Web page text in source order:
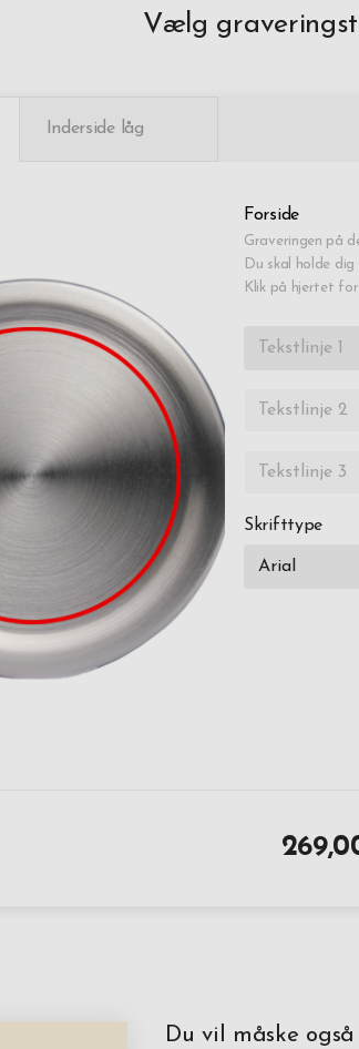
Vælg
Inderside låg
Forside
Graveringen på
Du skal holde
Klik på hjertet
Skrifttype
Du vil måske